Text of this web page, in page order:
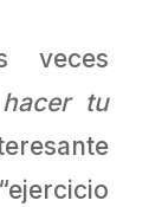
veces
tu